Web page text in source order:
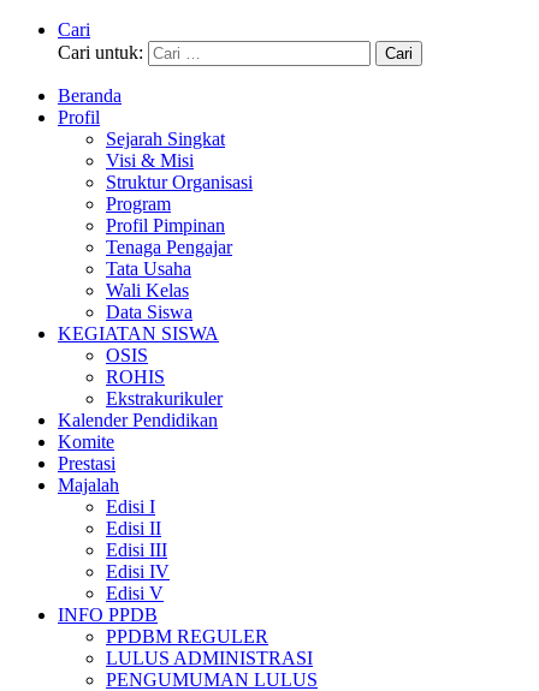
Cari
Cari untuk:
Beranda
Profil
Sejarah Singkat
Visi & Misi
Struktur Organisasi
Program
Profil Pimpinan
Tenaga Pengajar
Tata Usaha
Wali Kelas
Data Siswa
KEGIATAN SISWA
OSIS
ROHIS
Ekstrakurikuler
Kalender Pendidikan
Komite
Prestasi
Majalah
Edisi I
Edisi II
Edisi III
Edisi IV
Edisi V
INFO PPDB
PPDBM REGULER
LULUS ADMINISTRASI
PENGUMUMAN LULUS